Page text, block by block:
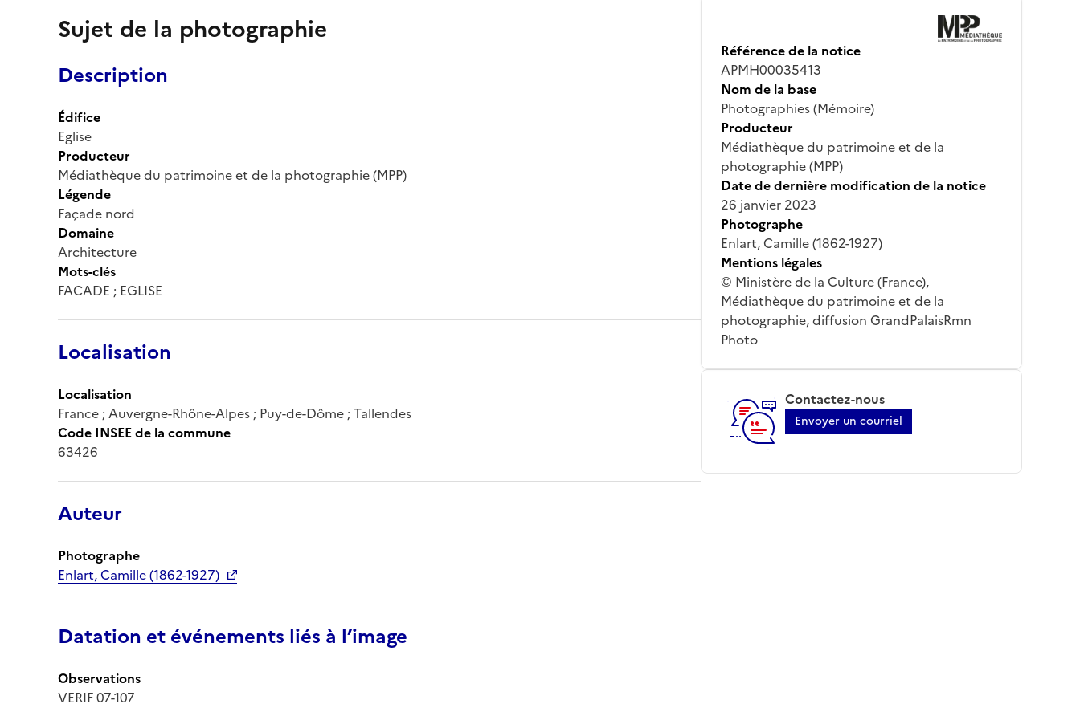
Sujet de la photographie
Description
Édifice
Eglise
Producteur
Médiathèque du patrimoine et de la photographie (MPP)
Légende
Façade nord
Domaine
Architecture
Mots-clés
FACADE ; EGLISE
Localisation
Localisation
France ; Auvergne-Rhône-Alpes ; Puy-de-Dôme ; Tallendes
Code INSEE de la commune
63426
Auteur
Photographe
Enlart, Camille (1862-1927)
Datation et événements liés à l’image
Observations
VERIF 07-107
Référence de la notice
APMH00035413
Nom de la base
Photographies (Mémoire)
Producteur
Médiathèque du patrimoine et de la
photographie (MPP)
Date de dernière modification de la notice
26 janvier 2023
Photographe
Enlart, Camille (1862-1927)
Mentions légales
© Ministère de la Culture (France),
Médiathèque du patrimoine et de la
photographie, diffusion GrandPalaisRmn
Photo
Contactez-nous
Envoyer un courriel